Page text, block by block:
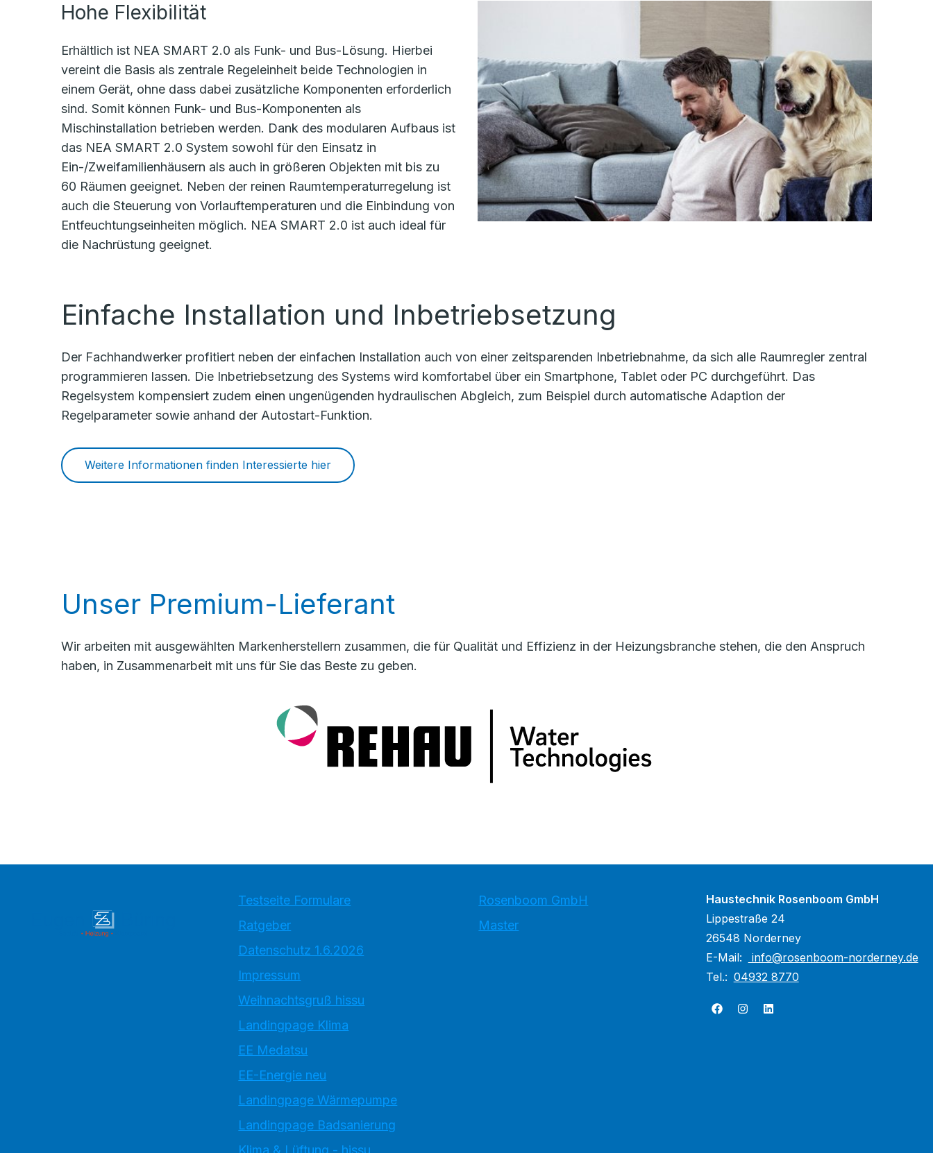
Hohe Flexibilität
Erhältlich ist NEA SMART 2.0 als Funk- und Bus-Lösung. Hierbei
vereint die Basis als zentrale Regeleinheit beide Technologien in
einem Gerät, ohne dass dabei zusätzliche Komponenten erforderlich
sind. Somit können Funk- und Bus-Komponenten als
Mischinstallation betrieben werden. Dank des modularen Aufbaus ist
das NEA SMART 2.0 System sowohl für den Einsatz in
Ein-/Zweifamilienhäusern als auch in größeren Objekten mit bis zu
60 Räumen geeignet. Neben der reinen Raumtemperaturregelung ist
auch die Steuerung von Vorlauftemperaturen und die Einbindung von
Entfeuchtungseinheiten möglich. NEA SMART 2.0 ist auch ideal für
die Nachrüstung geeignet.
Einfache Installation und Inbetriebsetzung
Der Fachhandwerker profitiert neben der einfachen Installation auch von einer zeitsparenden Inbetriebnahme, da sich alle Raumregler zentral
programmieren lassen. Die Inbetriebsetzung des Systems wird komfortabel über ein Smartphone, Tablet oder PC durchgeführt. Das
Regelsystem kompensiert zudem einen ungenügenden hydraulischen Abgleich, zum Beispiel durch automatische Adaption der
Regelparameter sowie anhand der Autostart-Funktion.
Weitere Informationen finden Interessierte hier
Unser Premium-Lieferant
Wir arbeiten mit ausgewählten Markenherstellern zusammen, die für Qualität und Effizienz in der Heizungsbranche stehen, die den Anspruch
haben, in Zusammenarbeit mit uns für Sie das Beste zu geben.
Testseite Formulare
Ratgeber
Datenschutz 1.6.2026
Impressum
Weihnachtsgruß hissu
Landingpage Klima
EE Medatsu
EE-Energie neu
Landingpage Wärmepumpe
Landingpage Badsanierung
Rosenboom GmbH
Master
Haustechnik Rosenboom GmbH
Lippestraße 24
26548 Norderney
E-Mail:
info@rosenboom-norderney.de
Tel.: 04932 8770